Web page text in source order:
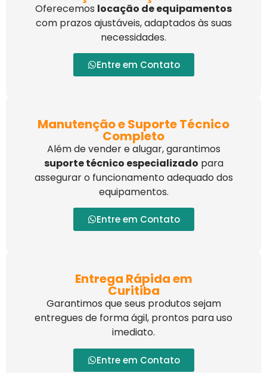
Oferecemos locação de equipamentos
com prazos ajustáveis, adaptados às suas
necessidades.
Entre em Contato
Manutenção e Suporte Técnico
Completo
Além de vender e alugar, garantimos
suporte técnico especializado para
assegurar o funcionamento adequado dos
equipamentos.
Entre em Contato
Entrega Rápida em
Curitiba
Garantimos que seus produtos sejam
entregues de forma ágil, prontos para uso
imediato.
Entre em Contato